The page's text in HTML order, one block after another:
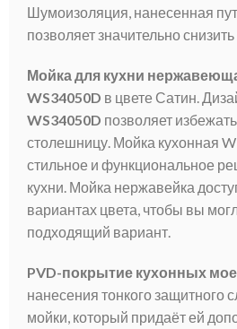
Шумоизоляция, нанесенная
позволяет значительно
Мойка для кухни
WS34050D в цвете Сатин.
WS34050D позволяет
столешницу. Мойка кухонная
стильное и функциональное
кухни. Мойка нержавейка
вариантах цвета, чтобы вы
подходящий вариант.
PVD-покрытие кухонных
нанесения тонкого защитного
мойки, который придаёт ей